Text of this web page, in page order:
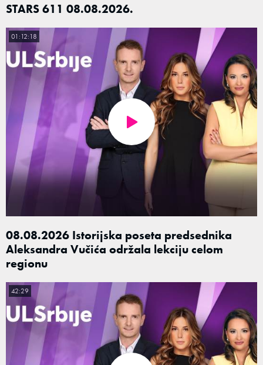
STARS 611 08.08.2026.
08.08.2026 Istorijska poseta predsednika
Aleksandra Vučića održala lekciju celom
regionu
01:12:18
42:29